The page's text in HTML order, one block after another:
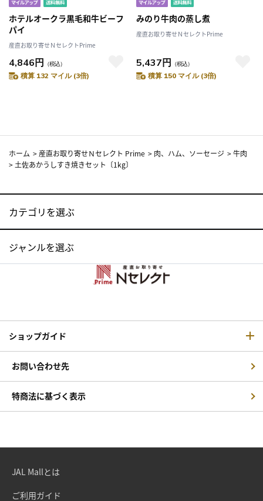
ホテルオークラ黒毛和牛ビーフ
パイ
産直お取り寄せＮセレクトPrime
4,846円 （税込）
積算 132 マイル (3倍)
みのり牛肉の蒸し煮
産直お取り寄せＮセレクトPrime
5,437円 （税込）
積算 150 マイル (3倍)
ホーム > 産直お取り寄せＮセレクト Prime > 肉、ハム、ソーセージ >牛肉
> 土佐あかうしすき焼きセット〔1kg〕
カテゴリを選ぶ
ジャンルを選ぶ
ショップガイド
お問い合わせ先
特商法に基づく表示
JAL Mallとは
ご利用ガイド